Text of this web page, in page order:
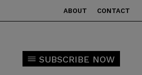
ABOUT CONTACT
SUBSCRIBE NOW